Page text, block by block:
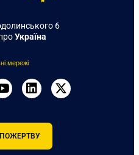
6
Україна
мережі